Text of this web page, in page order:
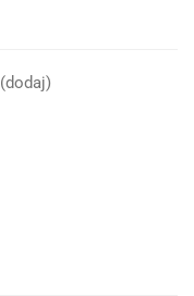
(dodaj)